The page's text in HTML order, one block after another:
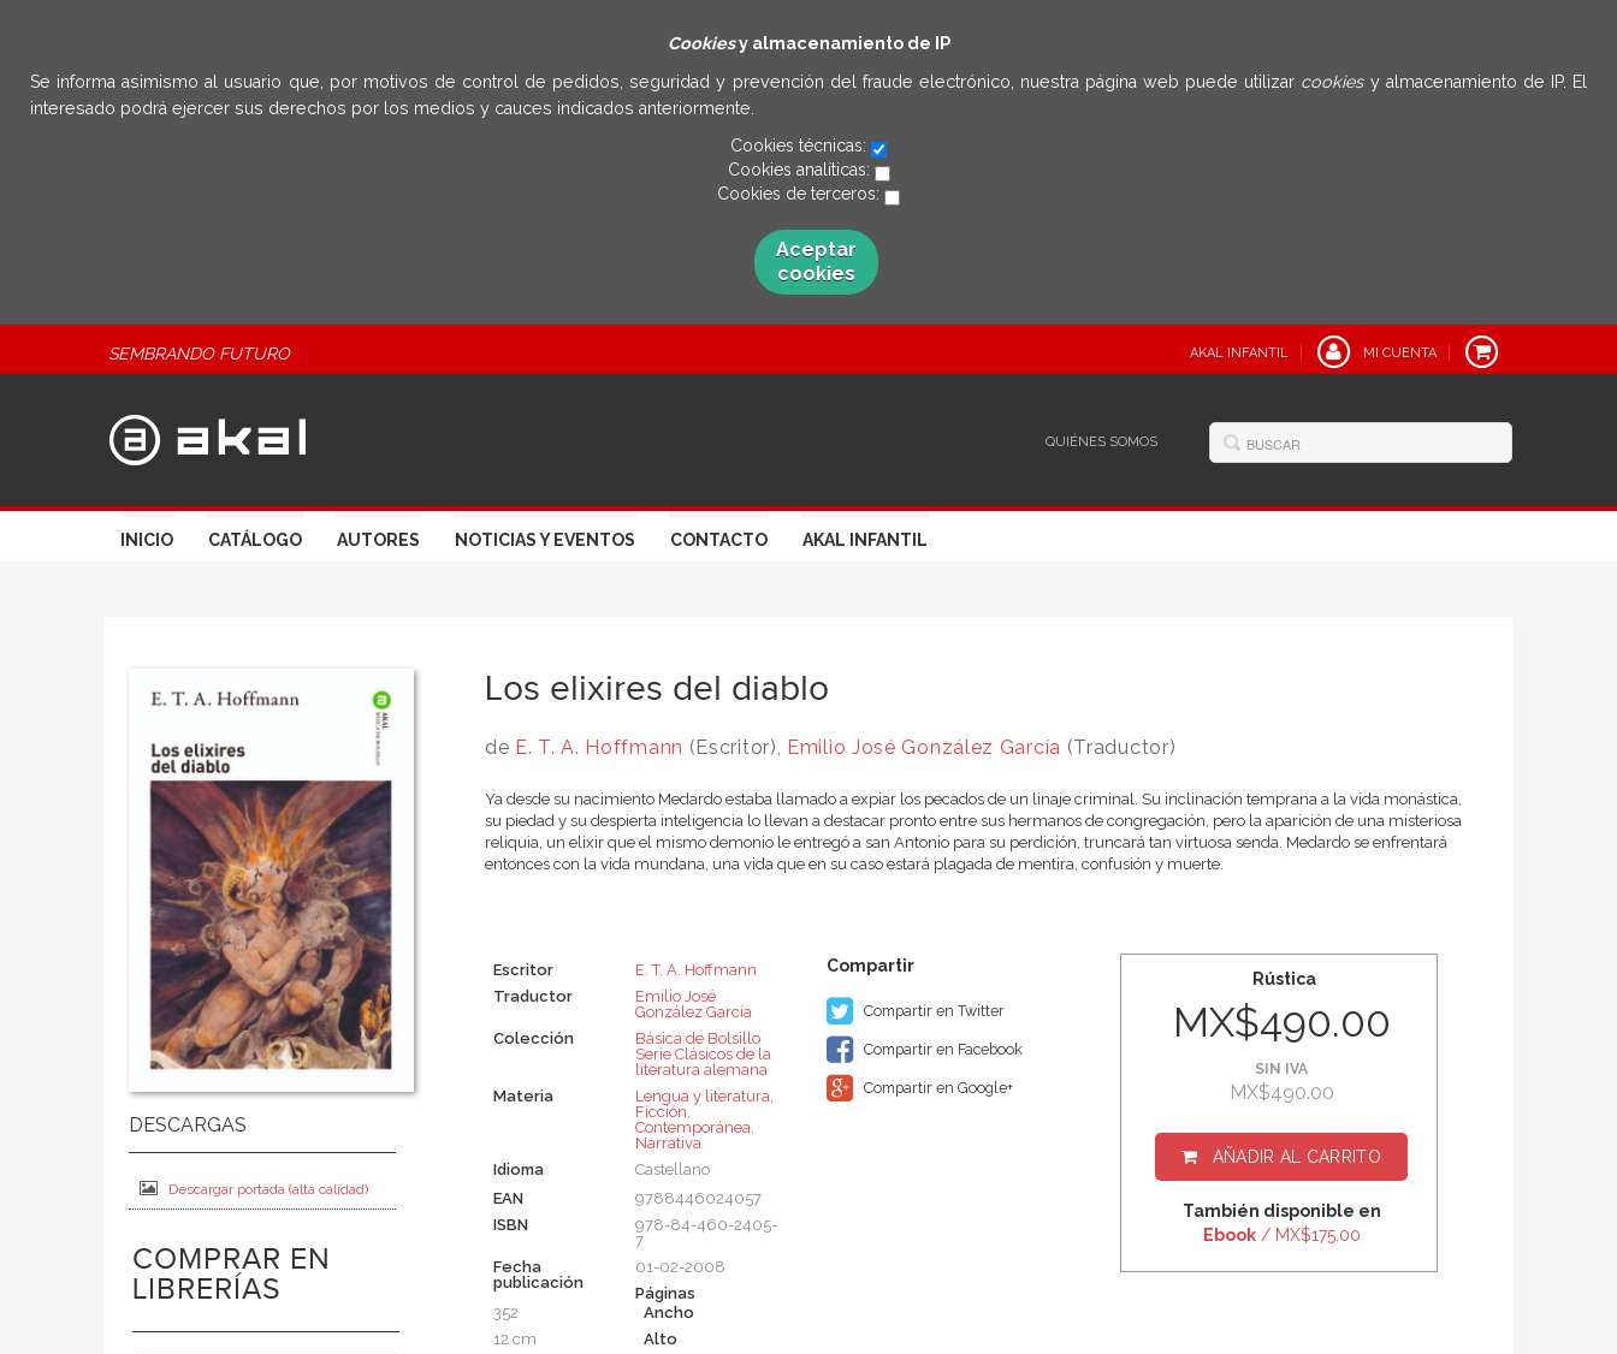
Cookiesy almacenamiento de IP
Se informa asimismo al usuario que, por motivos de control de pedidos, seguridad y prevención del fraude electrónico, nuestra página web puede utilizar cookies y almacenamiento de IP. El
interesado podrá ejercer sus derechos por los medios y cauces indicados anteriormente.
Cookies técnicas:
Cookies analíticas:
Cookies de terceros:
Aceptar
cookies
SEMBRANDO FUTURO AKAL INFANTIL MI CUENTA
QUIÉNES SOMOS
INICIO CATÁLOGO AUTORES NOTICIAS Y EVENTOS CONTACTO AKAL INFANTIL
Descargar portada (alta calidad)
COMPRAR EN
LIBRERÍAS
Los elixires del diablo
de E. T. A. Hoffmann (Escritor), Emilio José González García (Traductor)
Ya desde su nacimiento Medardo estaba llamado a expiar los pecados de un linaje criminal. Su inclinación temprana a la vida monástica,
su piedad y su despierta inteligencia lo llevan a destacar pronto entre sus hermanos de congregación, pero la aparición de una misteriosa
reliquia, un elixir que el mismo demonio le entregó a san Antonio para su perdición, truncará tan virtuosa senda. Medardo se enfrentará
entonces con la vida mundana, una vida que en su caso estará plagada de mentira, confusión y muerte.
Escritor
E. T. A. Hoffmann
Traductor
Emilio José
González García
Colección
Básica de Bolsillo 
Serie Clásicos de la
literatura alemana
Materia
Lengua y literatura,
Ficción,
Contemporánea,
Narrativa
Idioma
Castellano
EAN
9788446024057
ISBN
978-84-460-2405-
7
Fecha
publicación
01-02-2008
Páginas
352
Ancho
12 cm
Alto
Compartir en Twitter
Compartir en Facebook
Compartir en Google+
Rústica
MX$490.00
SIN IVA
MX$490.00
AÑADIR AL CARRITO
También disponible en
Ebook/ MX$175.00